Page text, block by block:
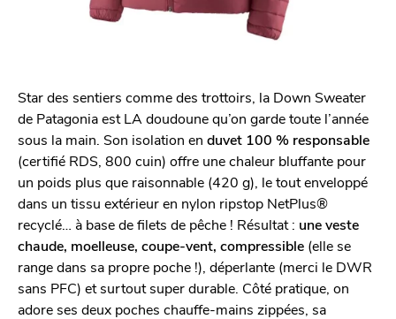
Star des sentiers comme des trottoirs, la Down Sweater
de Patagonia est LA doudoune qu’on garde toute l’année
sous la main. Son isolation en duvet 100 % responsable
(certifié RDS, 800 cuin) offre une chaleur bluffante pour
un poids plus que raisonnable (420 g), le tout enveloppé
dans un tissu extérieur en nylon ripstop NetPlus®
recyclé… à base de filets de pêche ! Résultat : une veste
chaude, moelleuse, coupe-vent, compressible (elle se
range dans sa propre poche !), déperlante (merci le DWR
sans PFC) et surtout super durable. Côté pratique, on
adore ses deux poches chauffe-mains zippées, sa